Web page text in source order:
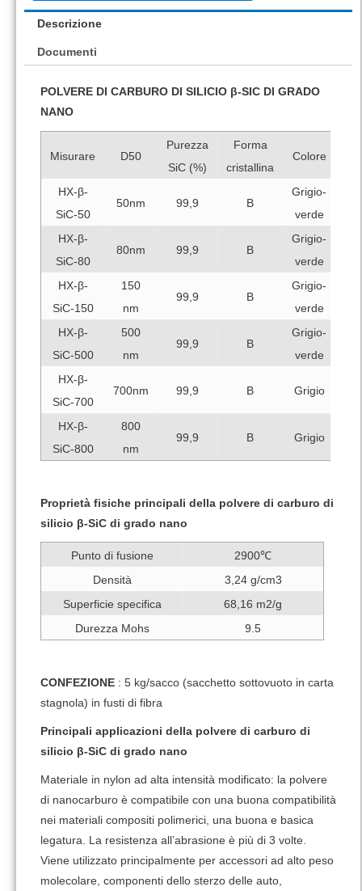
Descrizione
Documenti
POLVERE DI CARBURO DI SILICIO β-SIC DI GRADO
NANO
Misurare D50
Purezza
SiC (%)
Forma
cristallina
Colore
HX-β-
SiC-50
50nm 99,9 B
Grigio-
verde
HX-β-
SiC-80
80nm 99,9 B
Grigio-
verde
HX-β-
SiC-150
150
nm
99,9 B
Grigio-
verde
HX-β-
SiC-500
500
nm
99,9 B
Grigio-
verde
HX-β-
SiC-700
700nm 99,9 B Grigio
HX-β-
SiC-800
800
nm
99,9 B Grigio
Proprietà fisiche principali della polvere di carburo di
silicio β-SiC di grado nano
Punto di fusione
2900℃
Densità
3,24 g/cm3
Superficie specifica
68,16 m2/g
Durezza Mohs
9.5
CONFEZIONE : 5 kg/sacco (sacchetto sottovuoto in carta
stagnola) in fusti di fibra
Principali applicazioni della polvere di carburo di
silicio β-SiC di grado nano
Materiale in nylon ad alta intensità modificato: la polvere
di nanocarburo è compatibile con una buona compatibilità
nei materiali compositi polimerici, una buona e basica
legatura. La resistenza all’abrasione è più di 3 volte.
Viene utilizzato principalmente per accessori ad alto peso
molecolare, componenti dello sterzo delle auto,